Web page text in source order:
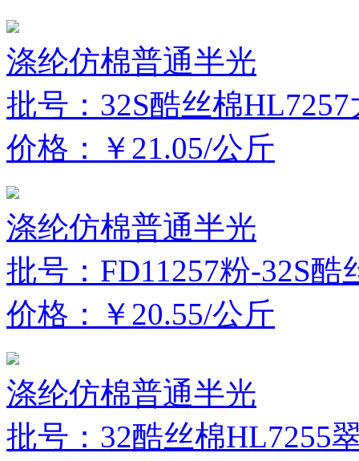
涤纶仿棉普通半光
批号：32S酷丝棉HL7257
价格：￥21.05/公斤
涤纶仿棉普通半光
批号：FD11257粉-32S酷
价格：￥20.55/公斤
涤纶仿棉普通半光
批号：32酷丝棉HL7255